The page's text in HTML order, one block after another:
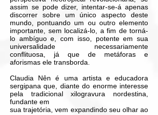
assim se pode dizer, intentar-se-á apenas
discorrer sobre um único aspecto deste
mundo, pontuando um ou outro elemento
importante, sem localizá-lo, a fim de torná-
lo ambíguo e, com isso, potente em sua
universalidade necessariamente
conflituosa, já que de metáforas e
aforismas ele transborda.
Claudia Nên é uma artista e educadora
sergipana que, diante do enorme interesse
pela tradicional xilogravura nordestina,
fundante em
sua trajetória, vem expandindo seu olhar ao